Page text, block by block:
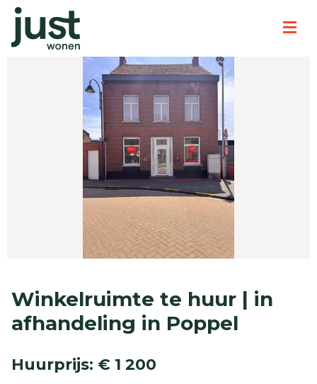
Winkelruimte te huur | in
afhandeling in Poppel
Huurprijs: € 1 200